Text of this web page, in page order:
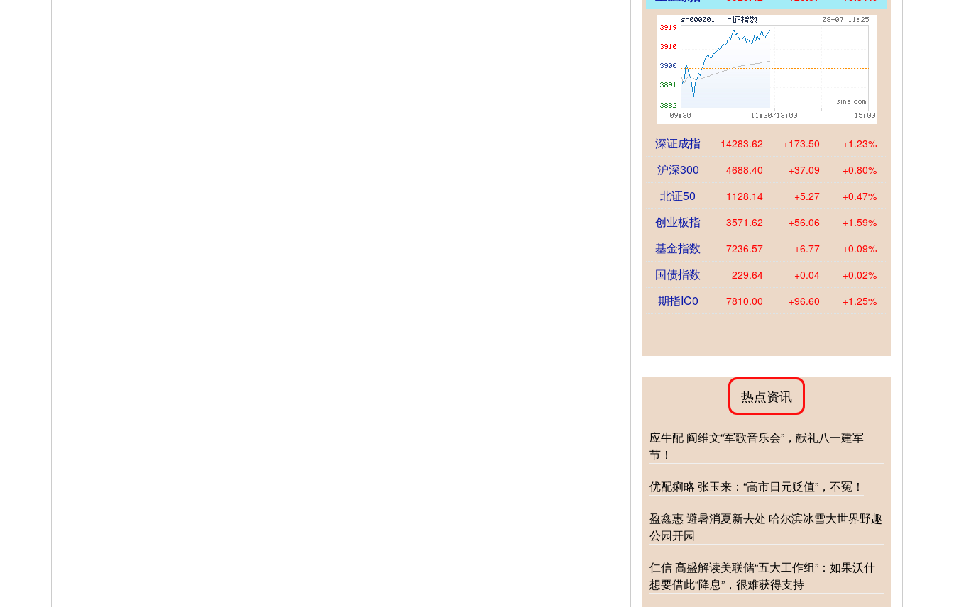
深证成指 14283.62 +173.50 +1.23%
沪深300 4688.40 +37.09 +0.80%
北证50 1128.14 +5.27 +0.47%
创业板指 3571.62 +56.06 +1.59%
基金指数 7236.57 +6.77 +0.09%
国债指数 229.64 +0.04 +0.02%
期指IC0 7810.00 +96.60 +1.25%
热点资讯
应牛配 阎维文“军歌音乐会”，献礼八一建军
节！
优配痢略 张玉来：“高市日元贬值”，不冤！
盈鑫惠 避暑消夏新去处 哈尔滨冰雪大世界野趣
公园开园
仁信 高盛解读美联储“五大工作组”：如果沃什
想要借此“降息”，很难获得支持